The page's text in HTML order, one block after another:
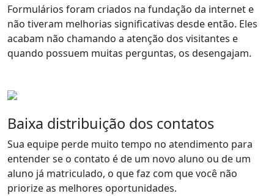
Formulários foram criados na fundação da internet e
não tiveram melhorias significativas desde então. Eles
acabam não chamando a atenção dos visitantes e
quando possuem muitas perguntas, os desengajam.
Baixa distribuição dos contatos
Sua equipe perde muito tempo no atendimento para
entender se o contato é de um novo aluno ou de um
aluno já matriculado, o que faz com que você não
priorize as melhores oportunidades.